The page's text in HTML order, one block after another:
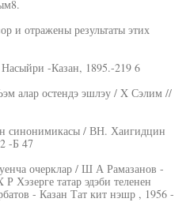
и отражены результаты этих
-Казан, 1895.-219 6
алар остендэ эшлэу / X Сэлим //
синонимикасы / ВН. Хаигидцин
-Б 47
очерклар / Ш А Рамазанов -
Хэзерге татар эдэби теленен
- Казан Тат кит нэшр , 1956 -